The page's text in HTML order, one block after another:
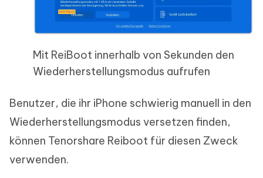
Mit ReiBoot innerhalb von Sekunden den
Wiederherstellungsmodus aufrufen
Benutzer, die ihr iPhone schwierig manuell in den
Wiederherstellungsmodus versetzen finden,
können Tenorshare Reiboot für diesen Zweck
verwenden.